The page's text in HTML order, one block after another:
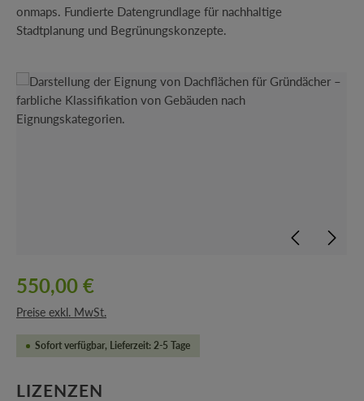
onmaps. Fundierte Datengrundlage für nachhaltige
Stadtplanung und Begrünungskonzepte.
Bildergalerie überspringen
550,00 €
Preise exkl. MwSt.
Sofort verfügbar, Lieferzeit: 2-5 Tage
LIZENZEN